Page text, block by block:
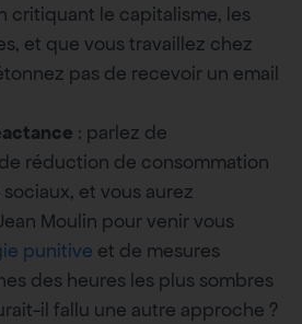
critiquant le capitalisme, les
et que vous travaillez chez
pas de recevoir un email
: parlez de
réduction de consommation
et vous aurez
Moulin pour venir vous
punitive et de mesures
des heures les plus sombres
il fallu une autre approche ?